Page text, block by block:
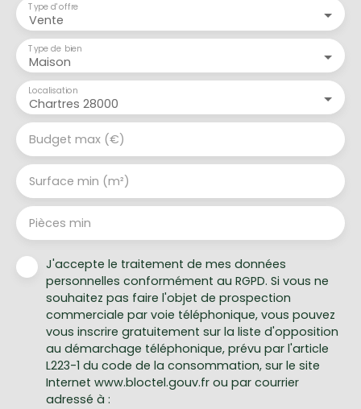
Vente
Type d'offre
Maison
Type de bien
Chartres 28000
Localisation
Budget max (€)
Surface min (m²)
Pièces min
J'accepte le traitement de mes données
personnelles conformément au RGPD. Si vous ne
souhaitez pas faire l'objet de prospection
commerciale par voie téléphonique, vous pouvez
vous inscrire gratuitement sur la liste d'opposition
au démarchage téléphonique, prévu par l'article
L223-1 du code de la consommation, sur le site
Internet www.bloctel.gouv.fr ou par courrier
adressé à :